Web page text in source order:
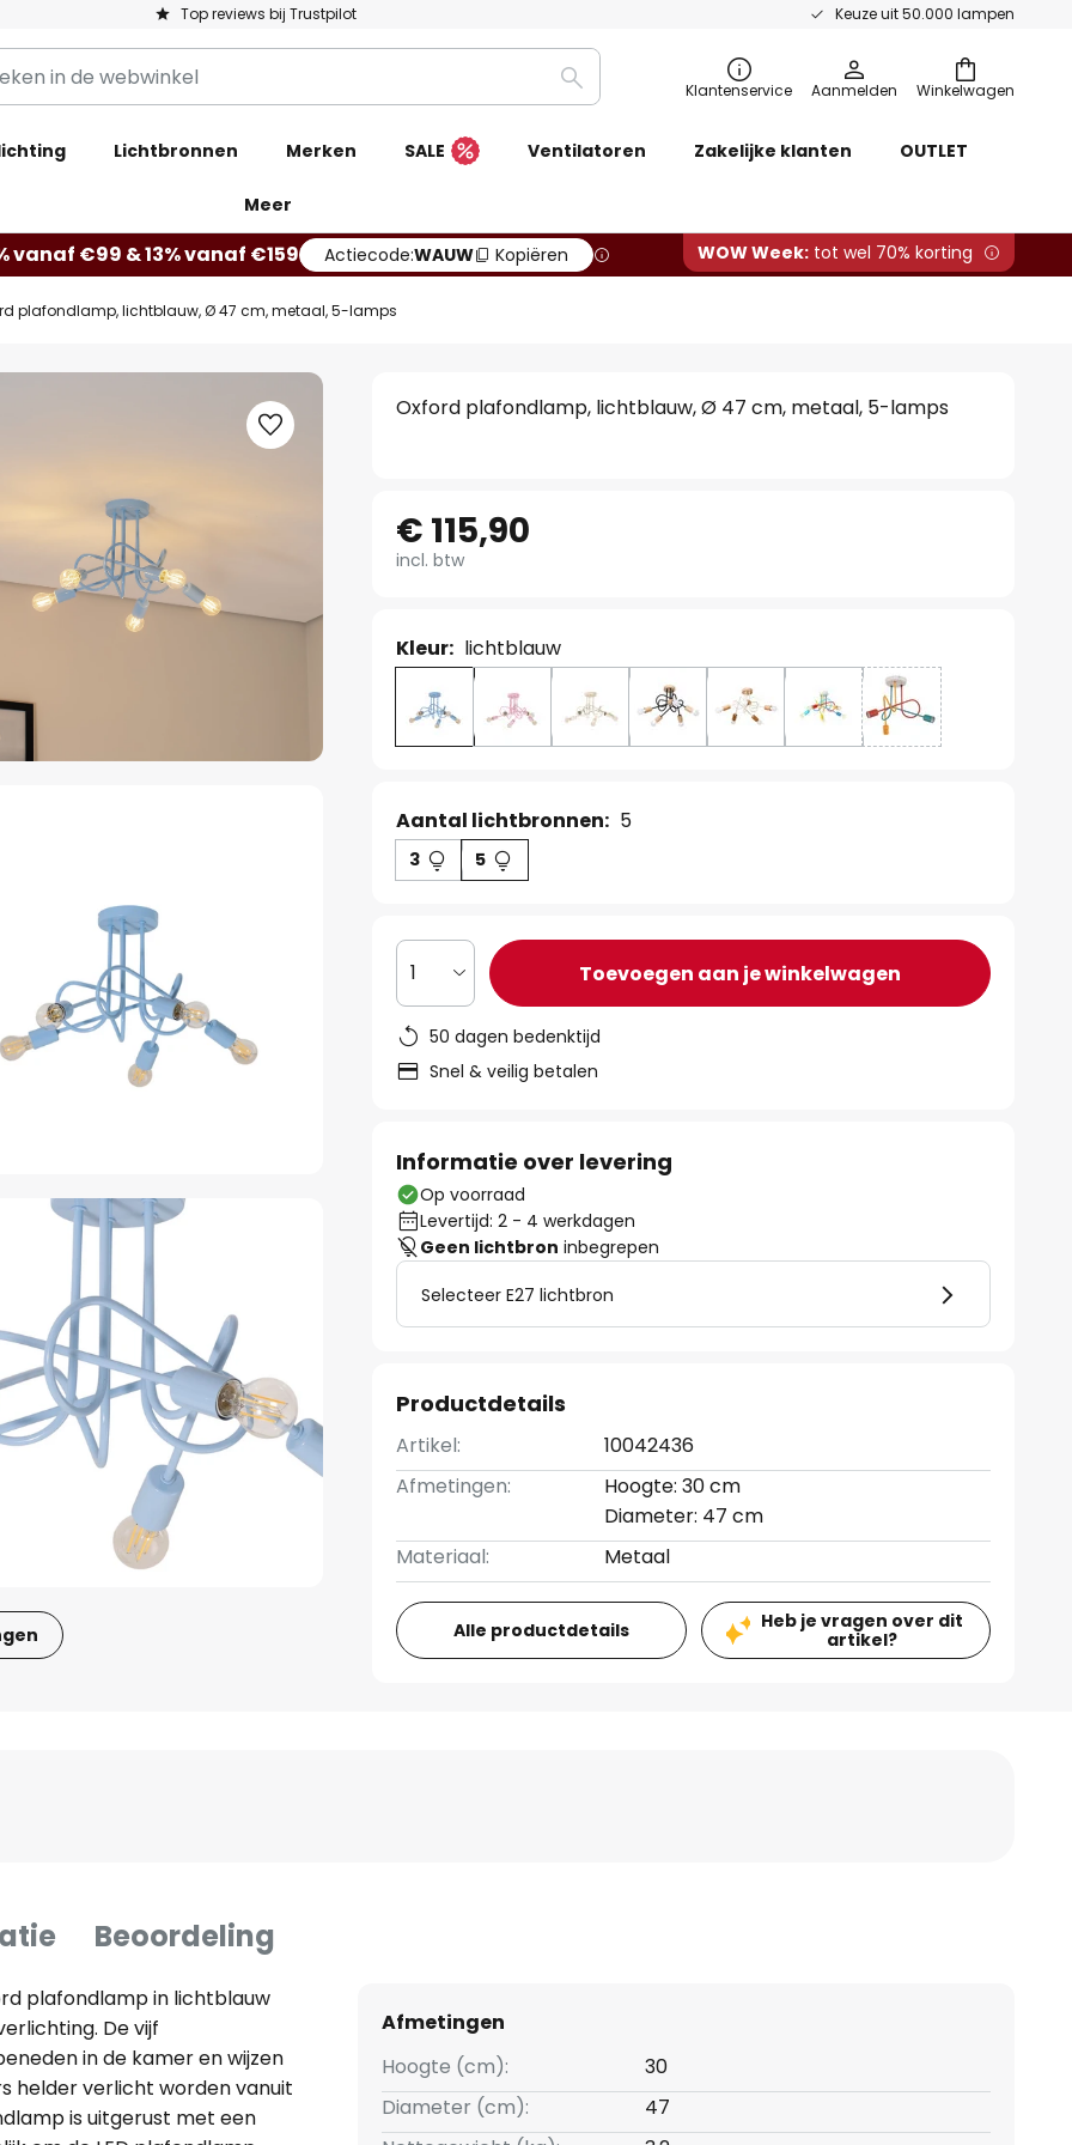
Top reviews bij Trustpilot Keuze uit 50.000 lampen
Winkelwagen
Zoeken Klantenservice Aanmelden
Lichtbronnen Merken SALE Ventilatoren Zakelijke klanten OUTLET
Meer
vanaf €99 & 13% vanaf €159 Actiecode:WAUW Kopiëren WOW Week: tot wel 70% korting
plafondlamp, lichtblauw, Ø 47 cm, metaal, 5-lamps
Oxford plafondlamp, lichtblauw, Ø 47 cm, metaal, 5-lamps
€ 115,90
incl. btw
Kleur: lichtblauw
Aantal lichtbronnen: 5
3 5
1 Toevoegen aan je winkelwagen
50 dagen bedenktijd
Snel & veilig betalen
Informatie over levering
Op voorraad
Levertijd: 2 - 4 werkdagen
Geen lichtbron inbegrepen
Selecteer E27 lichtbron
Productdetails
Artikel:
10042436
Afmetingen:
Hoogte: 30 cm
Diameter: 47 cm
Materiaal:
Metaal
Alle productdetails
Heb je vragen over dit
artikel?
Beoordeling
plafondlamp in lichtblauw
De vijf
in de kamer en wijzen
helder verlicht worden vanuit
is uitgerust met een
Afmetingen
Hoogte (cm):
30
Diameter (cm):
47